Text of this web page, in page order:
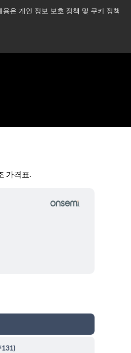
은 개인 정보 보호 정책 및 쿠키 정책
가격표.
)